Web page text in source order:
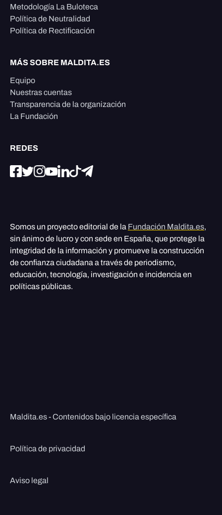
Metodología La Buloteca
Política de Neutralidad
Política de Rectificación
MÁS SOBRE MALDITA.ES
Equipo
Nuestras cuentas
Transparencia de la organización
La Fundación
REDES
Somos un proyecto editorial de la Fundación Maldita.es,
sin ánimo de lucro y con sede en España, que protege la
integridad de la información y promueve la construcción
de confianza ciudadana a través de periodismo,
educación, tecnología, investigación e incidencia en
políticas públicas.
Maldita.es - Contenidos bajo licencia específica
Política de privacidad
Aviso legal